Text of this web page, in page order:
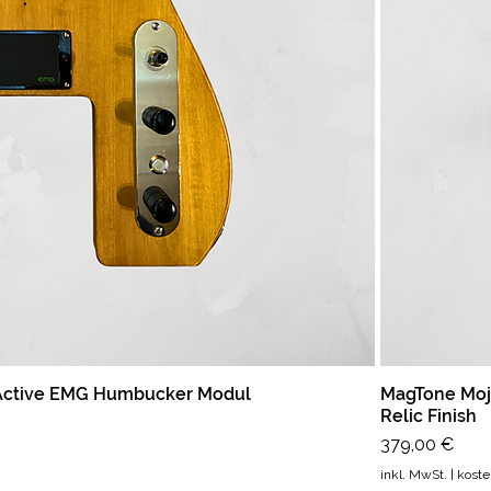
EMG Humbucker Modul
MagTone
Relic Finish
Preis
379,00 €
inkl. MwSt.